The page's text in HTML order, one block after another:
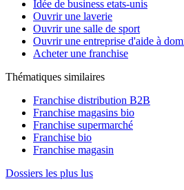
Idée de business etats-unis
Ouvrir une laverie
Ouvrir une salle de sport
Ouvrir une entreprise d'aide à
Acheter une franchise
Thématiques similaires
Franchise distribution B2B
Franchise magasins bio
Franchise supermarché
Franchise bio
Franchise magasin
Dossiers les plus lus